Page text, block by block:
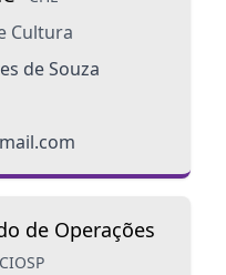
Cultura
de Souza
de Operações
CIOSP